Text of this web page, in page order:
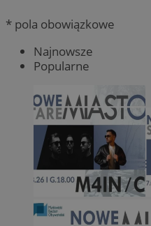
* pola obowiązkowe
Najnowsze
Popularne